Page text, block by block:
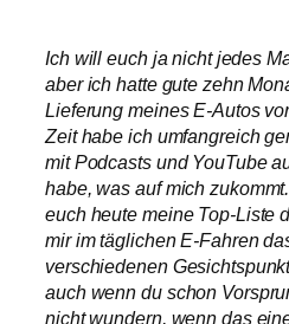
Ich will euch ja nicht jedes
aber ich hatte gute zehn
Lieferung meines E-Autos
Zeit habe ich umfangreich
mit Podcasts und YouTube
habe, was auf mich
euch heute meine Top-Liste
mir im täglichen E-Fahren
verschiedenen
auch wenn du schon
nicht wundern, wenn das